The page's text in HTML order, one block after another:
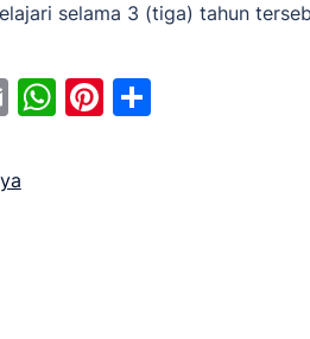
selama 3 (tiga) tahun
EmailWhatsApp
Pinterest
Share